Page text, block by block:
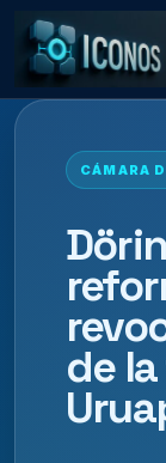
CÁMARA
de